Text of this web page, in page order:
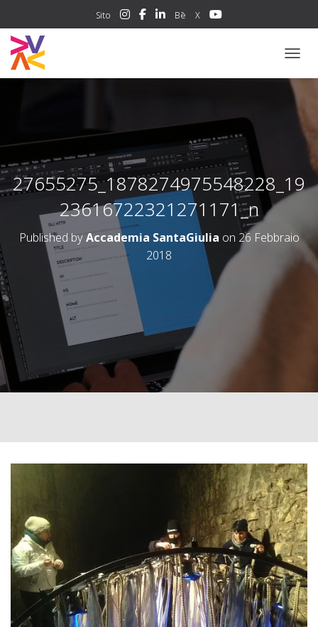
Sito Bē X
27655275_1878274975548228_19
23616722321271171_n
Published byAccademia SantaGiulia on 26 Febbraio
2018